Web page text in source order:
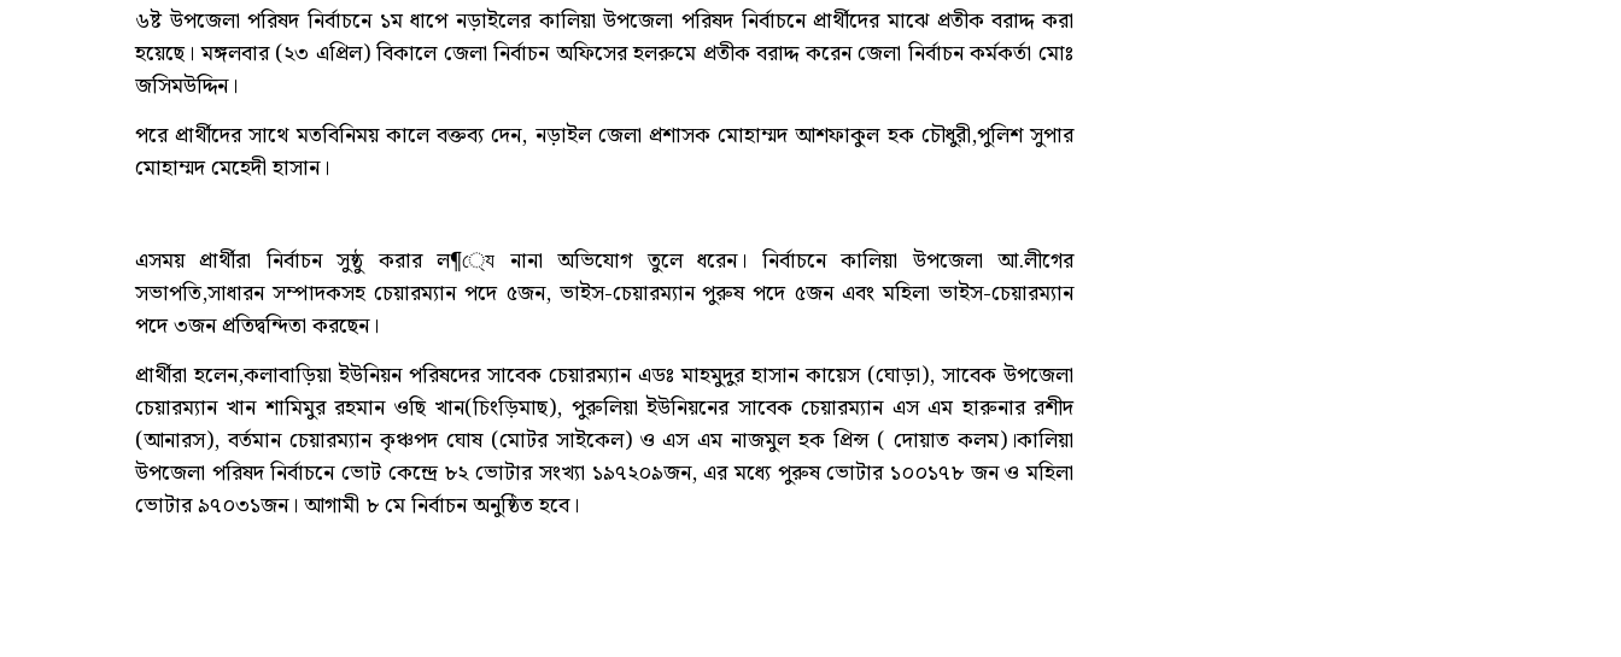
৬ষ্ট উপজেলা পরিষদ নির্বাচনে ১ম ধাপে নড়াইলের কালিয়া উপজেলা পরিষদ নির্বাচনে প্রার্থীদের মাঝে প্রতীক বরাদ্দ করা
হয়েছে। মঙ্গলবার (২৩ এপ্রিল) বিকালে জেলা নির্বাচন অফিসের হলরুমে প্রতীক বরাদ্দ করেন জেলা নির্বাচন কর্মকর্তা মোঃ
জসিমউদ্দিন।
পরে প্রার্থীদের সাথে মতবিনিময় কালে বক্তব্য দেন, নড়াইল জেলা প্রশাসক মোহাম্মদ আশফাকুল হক চৌধুরী,পুলিশ সুপার
মোহাম্মদ মেহেদী হাসান।
এসময় প্রার্থীরা নির্বাচন সুষ্ঠু করার ল¶্যে নানা অভিযোগ তুলে ধরেন। নির্বাচনে কালিয়া উপজেলা আ.লীগের
সভাপতি,সাধারন সম্পাদকসহ চেয়ারম্যান পদে ৫জন, ভাইস-চেয়ারম্যান পুরুষ পদে ৫জন এবং মহিলা ভাইস-চেয়ারম্যান
পদে ৩জন প্রতিদ্বন্দিতা করছেন।
প্রার্থীরা হলেন,কলাবাড়িয়া ইউনিয়ন পরিষদের সাবেক চেয়ারম্যান এডঃ মাহমুদুর হাসান কায়েস (ঘোড়া), সাবেক উপজেলা
চেয়ারম্যান খান শামিমুর রহমান ওছি খান(চিংড়িমাছ), পুরুলিয়া ইউনিয়নের সাবেক চেয়ারম্যান এস এম হারুনার রশীদ
(আনারস), বর্তমান চেয়ারম্যান কৃঞ্চপদ ঘোষ (মোটর সাইকেল) ও এস এম নাজমুল হক প্রিন্স ( দোয়াত কলম)।কালিয়া
উপজেলা পরিষদ নির্বাচনে ভোট কেন্দ্রে ৮২ ভোটার সংখ্যা ১৯৭২০৯জন, এর মধ্যে পুরুষ ভোটার ১০০১৭৮ জন ও মহিলা
ভোটার ৯৭০৩১জন। আগামী ৮ মে নির্বাচন অনুষ্ঠিত হবে।